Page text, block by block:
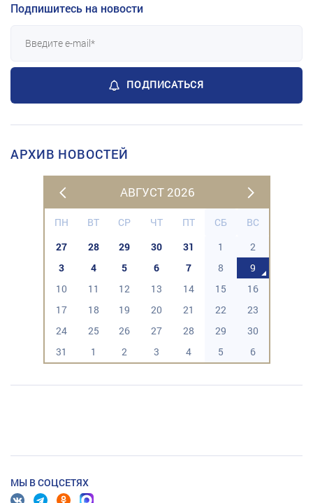
Подпишитесь на новости
ПОДПИСАТЬСЯ
АРХИВ НОВОСТЕЙ
АВГУСТ 2026
ПН ВТ СР ЧТ ПТ СБ
ВС
27
28 29 30 31 1
2
3
4 5 6 7 8
9
10
11 12 13 14 15
16
17
18 19 20 21 22
23
24
25 26 27 28 29
30
31
1 2 3 4 5 6
МЫ В СОЦСЕТЯХ